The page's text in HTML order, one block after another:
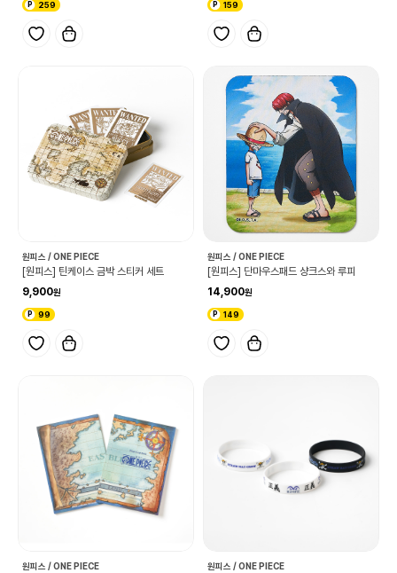
259 159
원피스 / ONE PIECE
[원피스] 틴케이스 금박 스티커 세트
9,900
99
원피스 / ONE PIECE
[원피스] 단마우스패드 샹크스와 루피
14,900
149
원피스 / ONE PIECE 원피스 / ONE PIECE